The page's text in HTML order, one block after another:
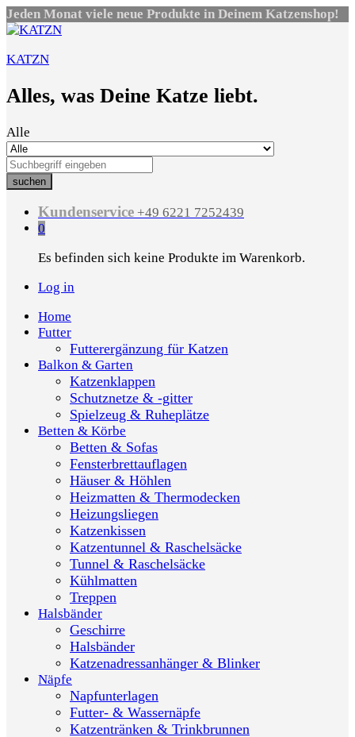
Jeden Monat viele neue Produkte in Deinem Katzenshop!
KATZN
Alles, was Deine Katze liebt.
Alle
suchen
Kundenservice +49 6221 7252439
0
Es befinden sich keine Produkte im Warenkorb.
Log in
Home
Futter
Futterergänzung für Katzen
Balkon & Garten
Katzenklappen
Schutznetze & -gitter
Spielzeug & Ruheplätze
Betten & Körbe
Betten & Sofas
Fensterbrettauflagen
Häuser & Höhlen
Heizmatten & Thermodecken
Heizungsliegen
Katzenkissen
Katzentunnel & Raschelsäcke
Tunnel & Raschelsäcke
Kühlmatten
Treppen
Halsbänder
Geschirre
Halsbänder
Katzenadressanhänger & Blinker
Näpfe
Napfunterlagen
Futter- & Wassernäpfe
Katzentränken & Trinkbrunnen